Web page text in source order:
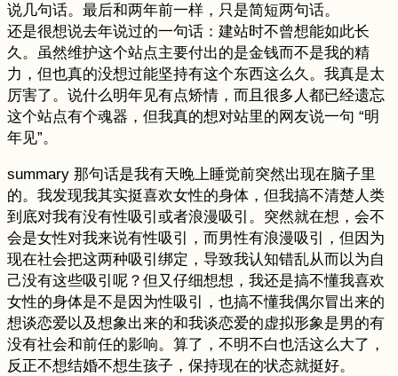
说几句话。最后和两年前一样，只是简短两句话。
还是很想说去年说过的一句话：建站时不曾想能如此长
久。虽然维护这个站点主要付出的是金钱而不是我的精
力，但也真的没想过能坚持有这个东西这么久。我真是太
厉害了。说什么明年见有点矫情，而且很多人都已经遗忘
这个站点有个魂器，但我真的想对站里的网友说一句 “明
年见”。
summary 那句话是我有天晚上睡觉前突然出现在脑子里
的。我发现我其实挺喜欢女性的身体，但我搞不清楚人类
到底对我有没有性吸引或者浪漫吸引。突然就在想，会不
会是女性对我来说有性吸引，而男性有浪漫吸引，但因为
现在社会把这两种吸引绑定，导致我认知错乱从而以为自
己没有这些吸引呢？但又仔细想想，我还是搞不懂我喜欢
女性的身体是不是因为性吸引，也搞不懂我偶尔冒出来的
想谈恋爱以及想象出来的和我谈恋爱的虚拟形象是男的有
没有社会和前任的影响。算了，不明不白也活这么大了，
反正不想结婚不想生孩子，保持现在的状态就挺好。